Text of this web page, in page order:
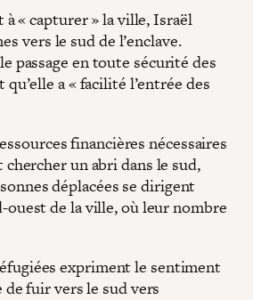
« capturer » la ville, Israël
vers le sud de l’enclave.
passage en toute sécurité des
a « facilité l’entrée des
financières nécessaires
un abri dans le sud,
déplacées se dirigent
ouest de la ville, où leur nombre
expriment le sentiment
fuir vers le sud vers